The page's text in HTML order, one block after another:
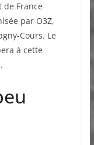
France
par O3Z,
Cours. Le
à cette